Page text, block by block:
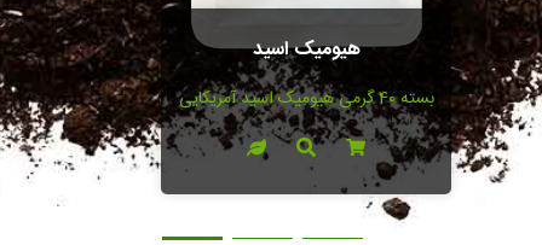
هیومیک اسید
بسته 40 گرمی هیومیک اسید آمریکایی